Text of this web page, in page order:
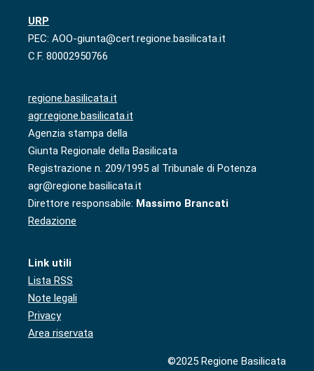
URP
PEC: AOO-giunta@cert.regione.basilicata.it
C.F. 80002950766
regione.basilicata.it
agr.regione.basilicata.it
Agenzia stampa della
Giunta Regionale della Basilicata
Registrazione n. 209/1995 al Tribunale di Potenza
agr@regione.basilicata.it
Direttore responsabile: Massimo Brancati
Redazione
Link utili
Lista RSS
Note legali
Privacy
Area riservata
©2025 Regione Basilicata